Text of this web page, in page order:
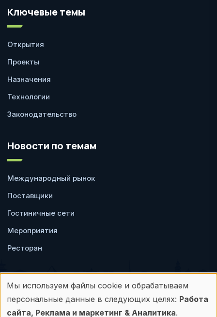
Ключевые темы
Открытия
Проекты
Назначения
Технологии
Законодательство
Новости по темам
Международный рынок
Поставщики
Гостиничные сети
Мероприятия
Ресторан
Пользовательское
Политика
Использование
Мы используем файлы cookie и обрабатываем
персональные данные в следующих целях: Работа
сайта, Реклама и маркетинг & Аналитика.